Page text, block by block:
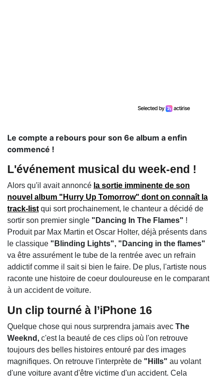
Le compte a rebours pour son 6e album a enfin
commencé !
L'événement musical du week-end !
Alors qu'il avait annoncé la sortie imminente de son
nouvel album "Hurry Up Tomorrow" dont on connaît la
track-list qui sort prochainement, le chanteur a décidé de
sortir son premier single "Dancing In The Flames" !
Produit par Max Martin et Oscar Holter, déjà présents dans
le classique "Blinding Lights", "Dancing in the flames"
va être assurément le tube de la rentrée avec un refrain
addictif comme il sait si bien le faire. De plus, l'artiste nous
raconte une histoire de coeur douloureuse en le comparant
à un accident de voiture.
Un clip tourné à l’iPhone 16
Quelque chose qui nous surprendra jamais avec The
Weeknd, c'est la beauté de ces clips où l'on retrouve
toujours des belles histoires entouré par des images
magnifiques. On retrouve l'interprète de "Hills" au volant
d'une voiture avant d'être victime d'un accident. Cela